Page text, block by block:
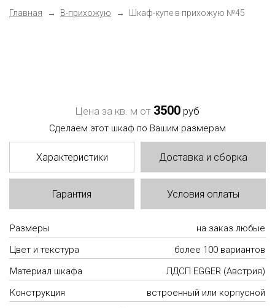
Главная В-прихожую Шкаф-купе в прихожую №45
Цена за кв. м от 3500 руб
Сделаем этот шкаф по Вашим размерам
Характеристики Доставка и сборка
Гарантия Условия оплаты
Размеры
на заказ любые
Цвет и текстура
более 100 вариантов
Материал шкафа
ЛДСП EGGER (Австрия)
Конструкция
встроенный или корпусной